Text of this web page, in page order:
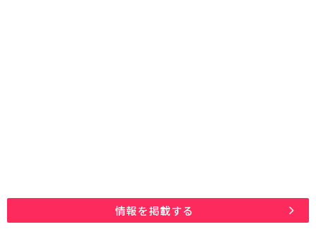
情報を掲載する